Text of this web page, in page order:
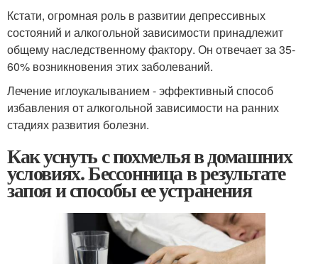
Кстати, огромная роль в развитии депрессивных
состояний и алкогольной зависимости принадлежит
общему наследственному фактору. Он отвечает за 35-
60% возникновения этих заболеваний.
Лечение иглоукалыванием - эффективный способ
избавления от алкогольной зависимости на ранних
стадиях развития болезни.
Как уснуть с похмелья в домашних
условиях. Бессонница в результате
запоя и способы ее устранения